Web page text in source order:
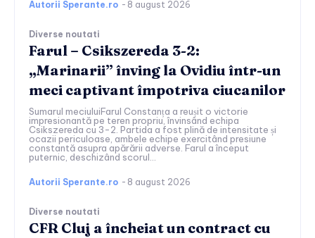
Autorii Sperante.ro - 8 august 2026
Diverse noutati
Farul – Csikszereda 3-2:
„Marinarii” înving la Ovidiu într-un
meci captivant împotriva ciucanilor
Sumarul meciuluiFarul Constanța a reușit o victorie
impresionantă pe teren propriu, învinsând echipa
Csikszereda cu 3-2. Partida a fost plină de intensitate și
ocazii periculoase, ambele echipe exercitând presiune
constantă asupra apărării adverse. Farul a început
puternic, deschizând scorul...
Autorii Sperante.ro - 8 august 2026
Diverse noutati
CFR Cluj a încheiat un contract cu